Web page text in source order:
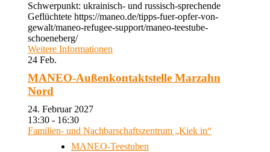
Schwerpunkt: ukrainisch- und russisch-sprechende
Geflüchtete https://maneo.de/tipps-fuer-opfer-von-
gewalt/maneo-refugee-support/maneo-teestube-
schoeneberg/
Weitere Informationen
24 Feb.
MANEO-Außenkontaktstelle Marzahn
Nord
24. Februar 2027
13:30 - 16:30
Familien- und Nachbarschaftszentrum „Kiek in“
MANEO-Teestuben